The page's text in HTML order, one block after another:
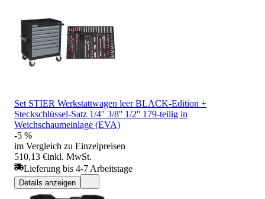
Set STIER Werkstattwagen leer BLACK-Edition +
Steckschlüssel-Satz 1/4'' 3/8'' 1/2'' 179-teilig in
Weichschaumeinlage (EVA)
-5 %
im Vergleich zu Einzelpreisen
510,13 €inkl. MwSt.
Lieferung bis 4-7 Arbeitstage
Details anzeigen